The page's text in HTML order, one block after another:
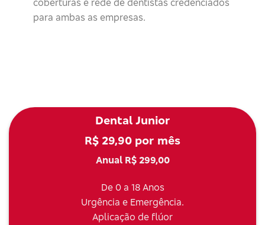
coberturas e rede de dentistas credenciados
para ambas as empresas.
Dental Junior
R$ 29,90 por mês
Anual R$ 299,00
De 0 a 18 Anos
Urgência e Emergência.
Aplicação de flúor